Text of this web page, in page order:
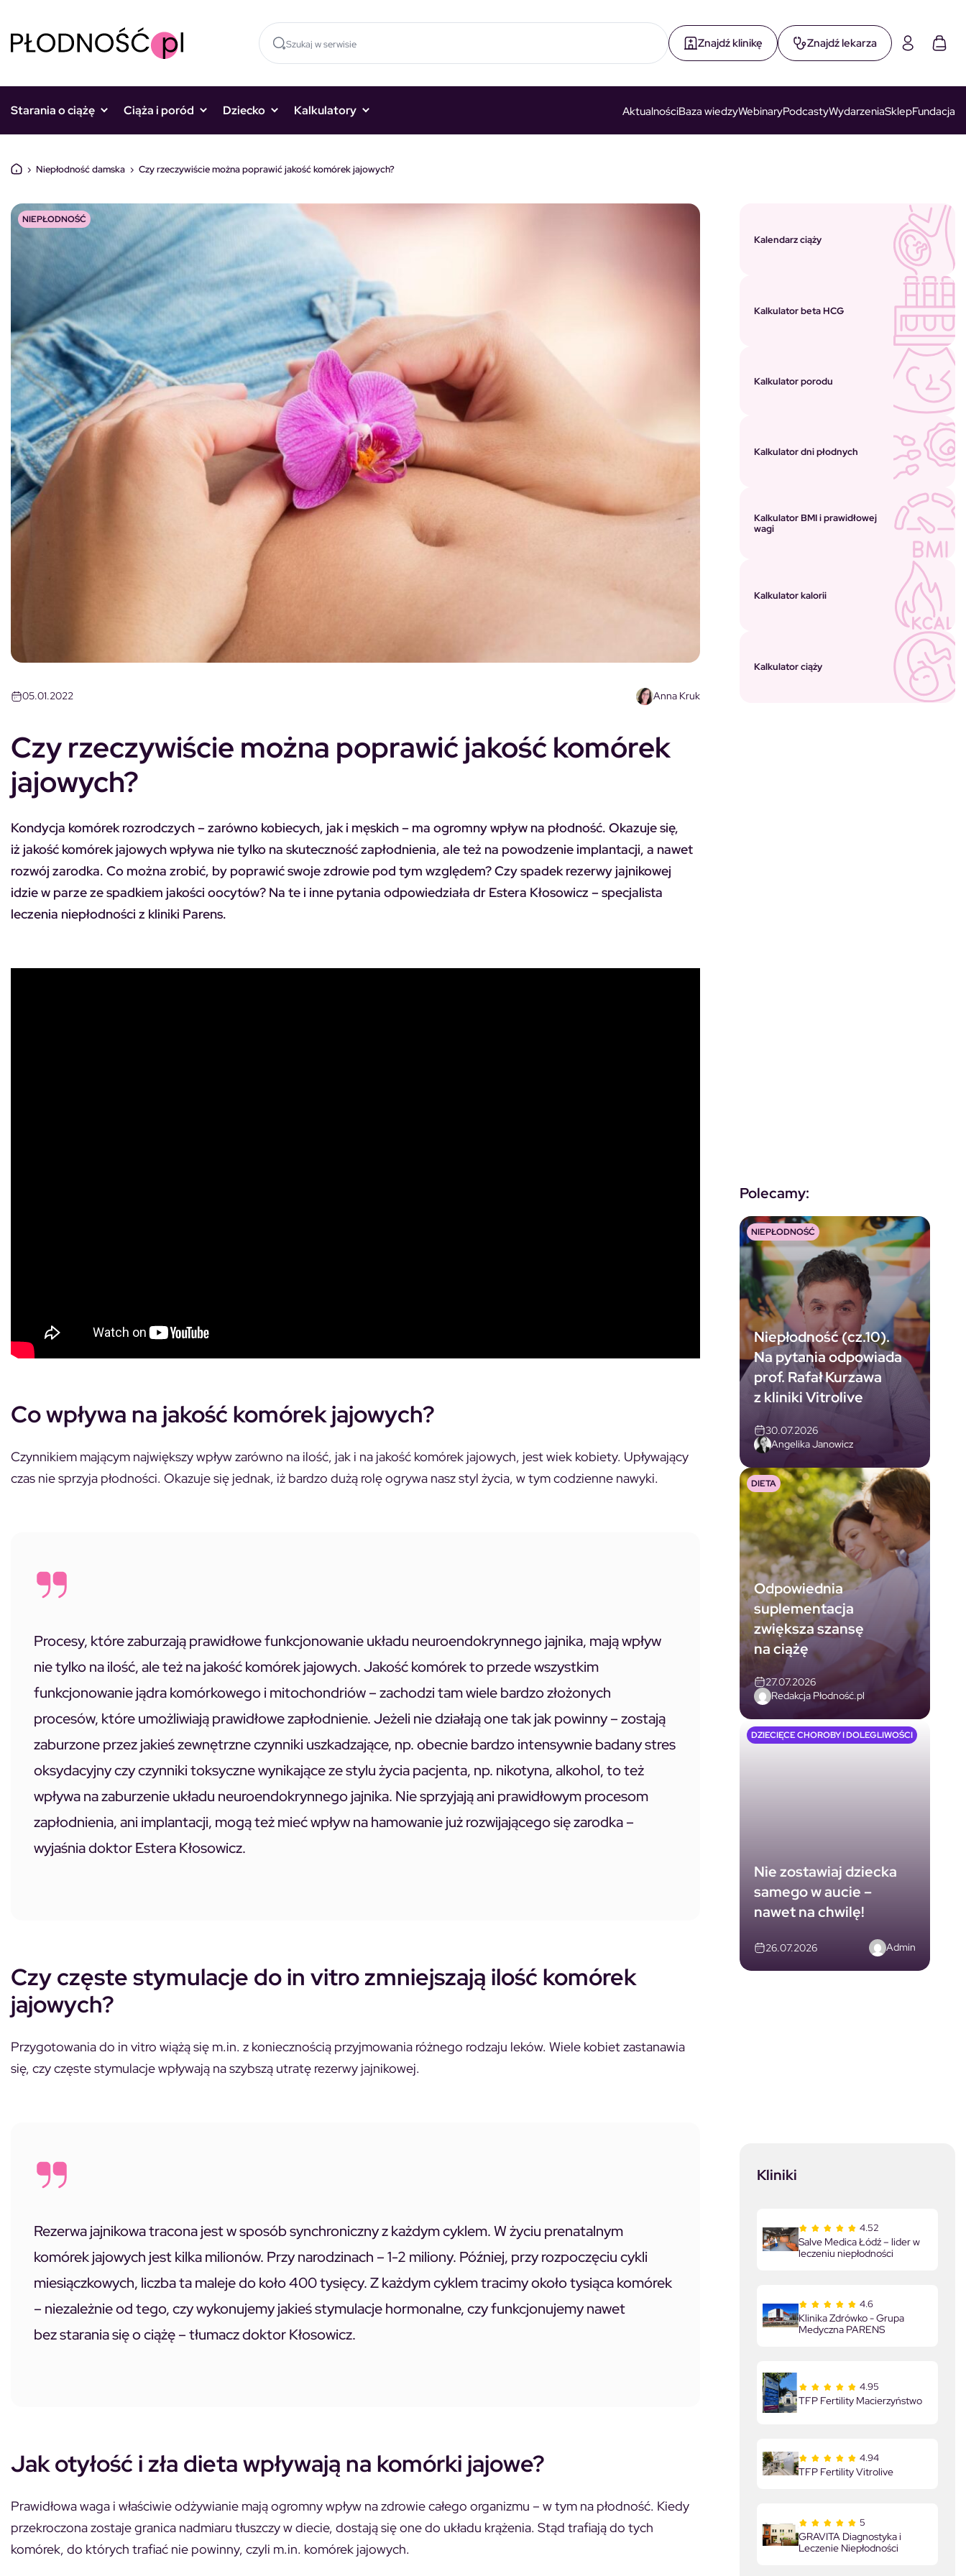
Znajdź klinikę Znajdź lekarza
Starania o ciążę Ciąża i poród Dziecko Kalkulatory AktualnościBaza wiedzyWebinaryPodcastyWydarzeniaSklepFundacja
› Niepłodność damska › Czy rzeczywiście można poprawić jakość komórek jajowych?
NIEPŁODNOŚĆ
05.01.2022 Anna Kruk
Czy rzeczywiście można poprawić jakość komórek
jajowych?
Kondycja komórek rozrodczych – zarówno kobiecych, jak i męskich – ma ogromny wpływ na płodność. Okazuje się,
iż jakość komórek jajowych wpływa nie tylko na skuteczność zapłodnienia, ale też na powodzenie implantacji, a nawet
rozwój zarodka. Co można zrobić, by poprawić swoje zdrowie pod tym względem? Czy spadek rezerwy jajnikowej
idzie w parze ze spadkiem jakości oocytów? Na te i inne pytania odpowiedziała dr Estera Kłosowicz – specjalista
leczenia niepłodności z kliniki Parens.
Co wpływa na jakość komórek jajowych?
Czynnikiem mającym największy wpływ zarówno na ilość, jak i na jakość komórek jajowych, jest wiek kobiety. Upływający
czas nie sprzyja płodności. Okazuje się jednak, iż bardzo dużą rolę ogrywa nasz styl życia, w tym codzienne nawyki.
Procesy, które zaburzają prawidłowe funkcjonowanie układu neuroendokrynnego jajnika, mają wpływ
nie tylko na ilość, ale też na jakość komórek jajowych. Jakość komórek to przede wszystkim
funkcjonowanie jądra komórkowego i mitochondriów – zachodzi tam wiele bardzo złożonych
procesów, które umożliwiają prawidłowe zapłodnienie. Jeżeli nie działają one tak jak powinny – zostają
zaburzone przez jakieś zewnętrzne czynniki uszkadzające, np. obecnie bardzo intensywnie badany stres
oksydacyjny czy czynniki toksyczne wynikające ze stylu życia pacjenta, np. nikotyna, alkohol, to też
wpływa na zaburzenie układu neuroendokrynnego jajnika. Nie sprzyjają ani prawidłowym procesom
zapłodnienia, ani implantacji, mogą też mieć wpływ na hamowanie już rozwijającego się zarodka –
wyjaśnia doktor Estera Kłosowicz.
Czy częste stymulacje do in vitro zmniejszają ilość komórek
jajowych?
Przygotowania do in vitro wiążą się m.in. z koniecznością przyjmowania różnego rodzaju leków. Wiele kobiet zastanawia
się, czy częste stymulacje wpływają na szybszą utratę rezerwy jajnikowej.
Rezerwa jajnikowa tracona jest w sposób synchroniczny z każdym cyklem. W życiu prenatalnym
komórek jajowych jest kilka milionów. Przy narodzinach – 1-2 miliony. Później, przy rozpoczęciu cykli
miesiączkowych, liczba ta maleje do koło 400 tysięcy. Z każdym cyklem tracimy około tysiąca komórek
– niezależnie od tego, czy wykonujemy jakieś stymulacje hormonalne, czy funkcjonujemy nawet
bez starania się o ciążę – tłumacz doktor Kłosowicz.
Jak otyłość i zła dieta wpływają na komórki jajowe?
Prawidłowa waga i właściwie odżywianie mają ogromny wpływ na zdrowie całego organizmu – w tym na płodność. Kiedy
przekroczona zostaje granica nadmiaru tłuszczy w diecie, dostają się one do układu krążenia. Stąd trafiają do tych
komórek, do których trafiać nie powinny, czyli m.in. komórek jajowych.
Kalendarz ciąży
Kalkulator beta HCG
Kalkulator porodu
Kalkulator dni płodnych
Kalkulator BMI i prawidłowej
wagi
Kalkulator kalorii
Kalkulator ciąży
Polecamy:
Niepłodność (cz.10).
Na pytania odpowiada
prof. Rafał Kurzawa
z kliniki Vitrolive
30.07.2026
Angelika Janowicz
NIEPŁODNOŚĆ
Odpowiednia
suplementacja
zwiększa szansę
na ciążę
27.07.2026
Redakcja Płodność.pl
DIETA
Nie zostawiaj dziecka
samego w aucie –
nawet na chwilę!
26.07.2026 Admin
DZIECIĘCE CHOROBY I DOLEGLIWOŚCI
Kliniki
4.52
Salve Medica Łódź – lider w
leczeniu niepłodności
4.6
Klinika Zdrówko - Grupa
Medyczna PARENS
4.95
TFP Fertility Macierzyństwo
4.94
TFP Fertility Vitrolive
5
GRAVITA Diagnostyka i
Leczenie Niepłodności